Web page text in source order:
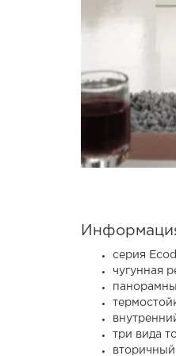
серия
чугунная
три вида